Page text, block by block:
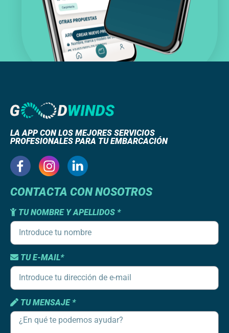
LA APP CON LOS MEJORES SERVICIOS
PROFESIONALES PARA TU EMBARCACIÓN
CONTACTA CON NOSOTROS
TU NOMBRE Y APELLIDOS *
TU E-MAIL*
TU MENSAJE *